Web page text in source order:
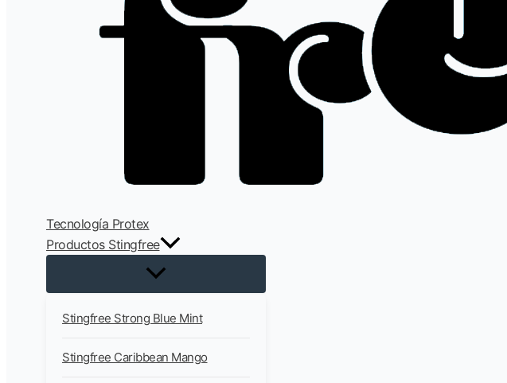
Tecnología Protex
Productos Stingfree
Stingfree Strong Blue Mint
Stingfree Caribbean Mango